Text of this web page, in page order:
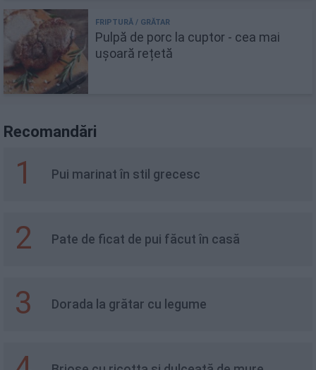
Pulpă de porc la cuptor - cea mai
ușoară rețetă
Recomandări
1 Pui marinat în stil grecesc
2 Pate de ficat de pui făcut în casă
3 Dorada la grătar cu legume